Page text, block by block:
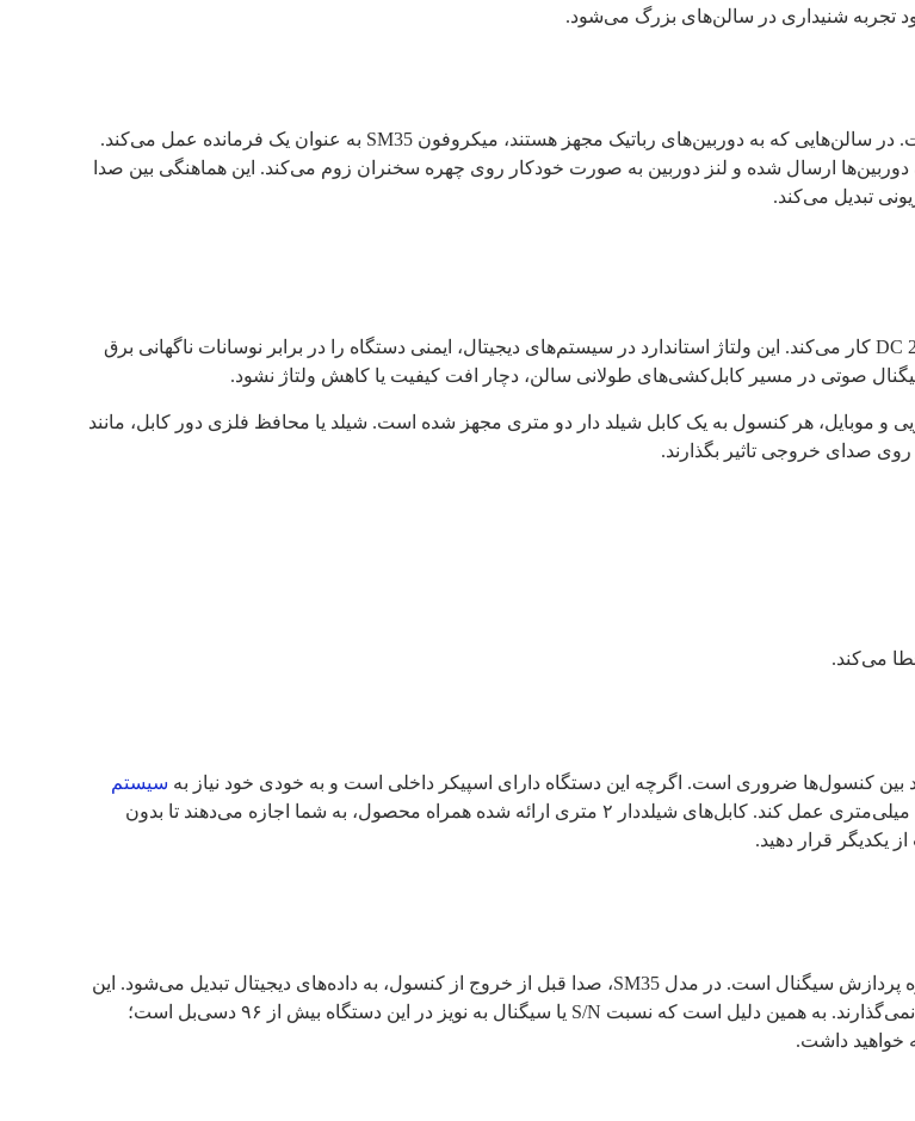
تجربه شنیداری در سالن‌های بزرگ می‌شود.
است. در سالن‌هایی که به دوربین‌های رباتیک مجهز هستند، میکروفون SM35 به عنوان یک فرمانده عمل می‌کند.
ارسال شده و لنز دوربین به صورت خودکار روی چهره سخنران زوم می‌کند. این هماهنگی بین صدا
تبدیل می‌کند.
برای پایداری جریان الکتریسیته و جلوگیری از نوسانات، این دستگاه با ولتاژ ورودی DC 24V کار می‌کند. این ولتاژ استاندارد در سیستم‌های دیجیتال، ایمنی دستگاه را در برابر نوسانات ناگهانی برق
و موبایل، هر کنسول به یک کابل شیلد دار دو متری مجهز شده است. شیلد یا محافظ فلزی دور کابل، مانند
صدای خروجی تاثیر بگذارند.
سیستم‌
جانبی را کم می‌کند، اما چیدمان درست باعث می‌شود قابلیت اتوترکینگ با دقت میلی‌متری عمل کند. کابل‌های شیلددار ۲ متری ارائه شده همراه محصول، به شما اجازه می‌دهند تا بدون
تفاوت اصلی یک میکروفون آنالوگ سنتی با میکروفون دیجیتال با قابلیت اتوترک در نحوه پردازش سیگنال است. در مدل SM35، صدا قبل از خروج از کنسول، به داده‌های دیجیتال تبدیل می‌شود. این
یعنی نویزهای محیطی مثل صدای فن کوئل یا لرزش‌های خفیف میز، روی کیفیت تأثیر نمی‌گذارند. به همین دلیل است که نسبت S/N یا سیگنال به نویز در این دستگاه بیش از ۹۶ دسی‌بل است؛
داشت.